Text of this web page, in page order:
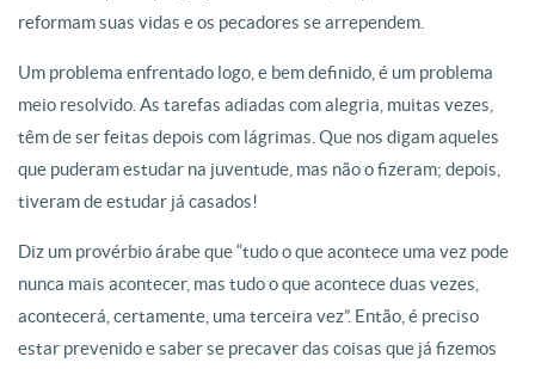
reformam suas vidas e os pecadores se arrependem.
Um problema enfrentado logo, e bem definido, é um problema
meio resolvido. As tarefas adiadas com alegria, muitas vezes,
têm de ser feitas depois com lágrimas. Que nos digam aqueles
que puderam estudar na juventude, mas não o fizeram; depois,
tiveram de estudar já casados!
Diz um provérbio árabe que “tudo o que acontece uma vez pode
nunca mais acontecer, mas tudo o que acontece duas vezes,
acontecerá, certamente, uma terceira vez”. Então, é preciso
estar prevenido e saber se precaver das coisas que já fizemos